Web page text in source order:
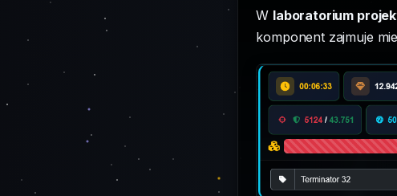
W laboratorium
komponent zajmuje